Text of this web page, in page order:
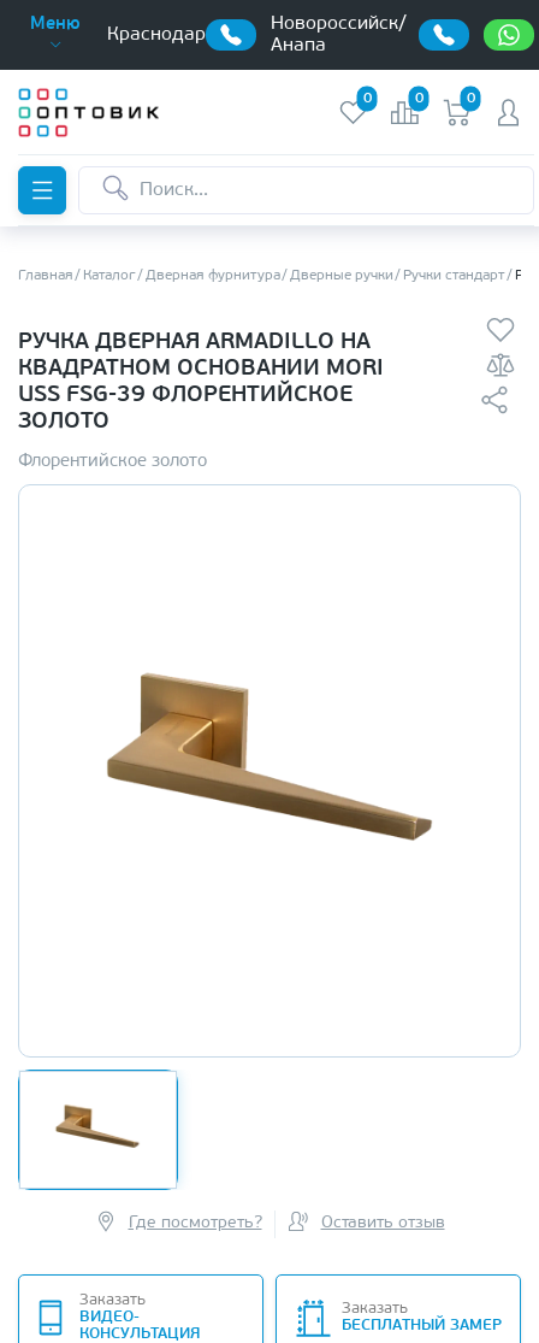
Меню
Краснодар
Новороссийск/
Анапа
0 0 0
Главная Каталог Дверная фурнитура Дверные ручки Ручки стандарт
РУЧКА ДВЕРНАЯ ARMADILLO НА
КВАДРАТНОМ ОСНОВАНИИ MORI
USS FSG-39 ФЛОРЕНТИЙСКОЕ
ЗОЛОТО
Флорентийское золото
Где посмотреть? Оставить отзыв
Заказать
ВИДЕО-
КОНСУЛЬТАЦИЯ
Заказать
БЕСПЛАТНЫЙ ЗАМЕР